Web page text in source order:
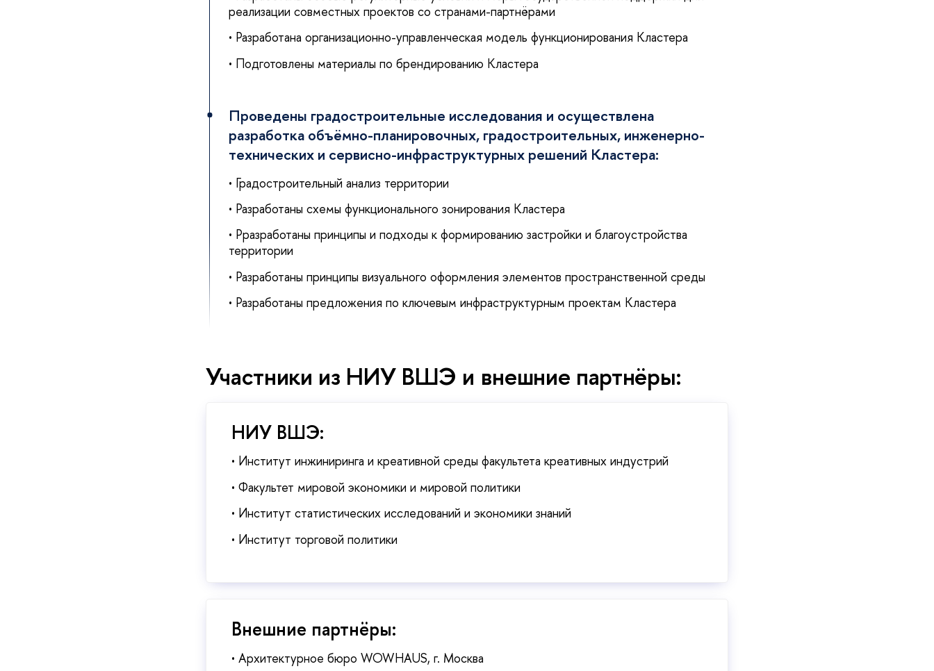
реализации совместных проектов со странами-партнёрами
• Разработана организационно-управленческая модель функционирования Кластера
• Подготовлены материалы по брендированию Кластера
Проведены градостроительные исследования и осуществлена
разработка объёмно-планировочных, градостроительных, инженерно-
технических и сервисно-инфраструктурных решений Кластера:
• Градостроительный анализ территории
• Разработаны схемы функционального зонирования Кластера
• Рразработаны принципы и подходы к формированию застройки и благоустройства
территории
• Разработаны принципы визуального оформления элементов пространственной среды
• Разработаны предложения по ключевым инфраструктурным проектам Кластера
Участники из НИУ ВШЭ и внешние партнёры:
НИУ ВШЭ:
• Институт инжиниринга и креативной среды факультета креативных индустрий
• Факультет мировой экономики и мировой политики
• Институт статистических исследований и экономики знаний
• Институт торговой политики
Внешние партнёры:
• Архитектурное бюро WOWHAUS, г. Москва